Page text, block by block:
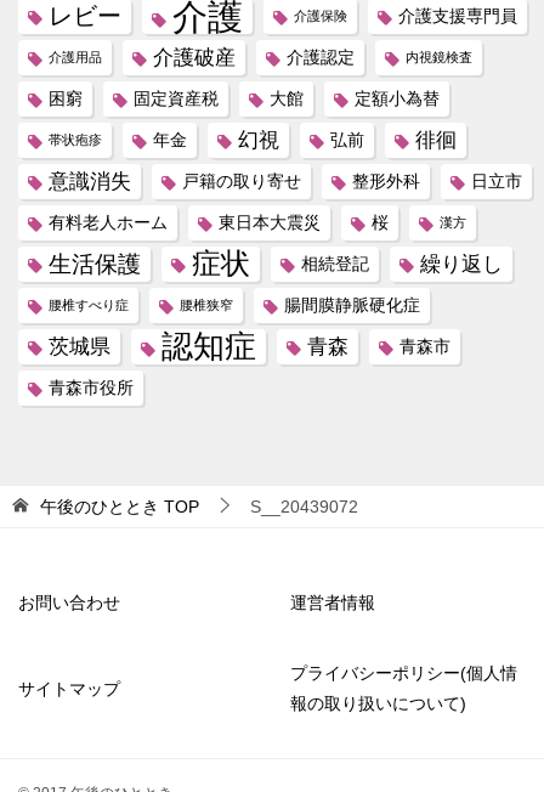
レビー 介護 介護保険 介護支援専門員
介護用品 介護破産 介護認定 内視鏡検査
困窮 固定資産税 大館 定額小為替
帯状疱疹 年金 幻視 弘前
徘徊
意識消失
戸籍の取り寄せ 整形外科 日立市
有料老人ホーム 東日本大震災 桜 漢方
生活保護 症状 相続登記 繰り返し
腰椎すべり症 腰椎狭窄 腸間膜静脈硬化症
茨城県 認知症 青森 青森市
青森市役所
午後のひととき TOP S__20439072
お問い合わせ 運営者情報
サイトマップ
プライバシーポリシー(個人情
報の取り扱いについて)